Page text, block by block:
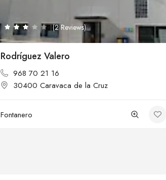
(2 Reviews)
Rodríguez Valero
968 70 21 16
30400 Caravaca de la Cruz
Fontanero